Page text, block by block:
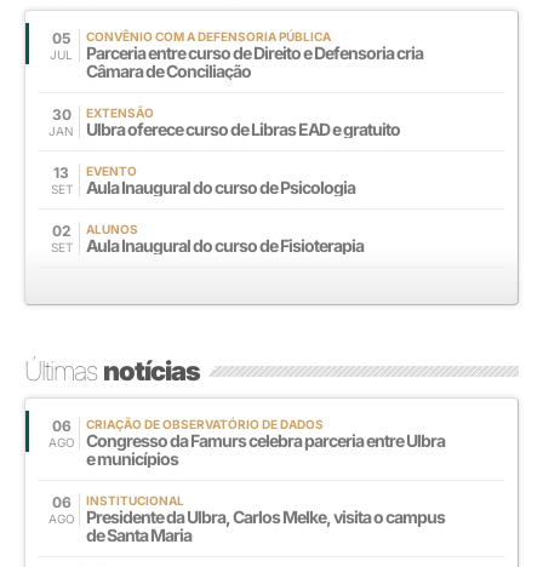
05
JUL
CONVÊNIO COM A DEFENSORIA PÚBLICA
Parceria entre curso de Direito e Defensoria cria
Câmara de Conciliação
30
JAN
EXTENSÃO
Ulbra oferece curso de Libras EAD e gratuito
13
SET
EVENTO
Aula Inaugural do curso de Psicologia
02
SET
ALUNOS
Aula Inaugural do curso de Fisioterapia
Últimasnotícias
06
AGO
CRIAÇÃO DE OBSERVATÓRIO DE DADOS
Congresso da Famurs celebra parceria entre Ulbra
e municípios
06
AGO
INSTITUCIONAL
Presidente da Ulbra, Carlos Melke, visita o campus
de Santa Maria